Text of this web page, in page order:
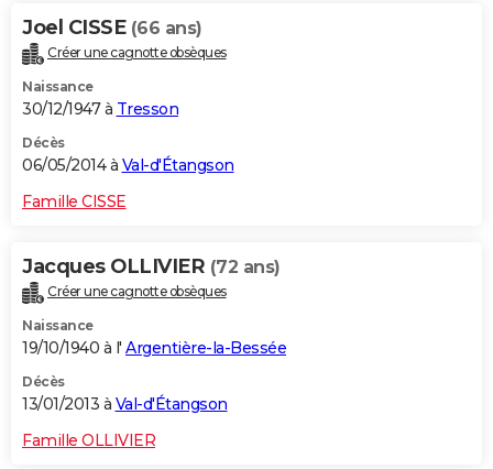
Joel CISSE (66 ans)
Créer une cagnotte obsèques
Naissance
30/12/1947 à Tresson
Décès
06/05/2014 à Val-d'Étangson
Famille CISSE
Jacques OLLIVIER (72 ans)
Créer une cagnotte obsèques
Naissance
19/10/1940 à l' Argentière-la-Bessée
Décès
13/01/2013 à Val-d'Étangson
Famille OLLIVIER